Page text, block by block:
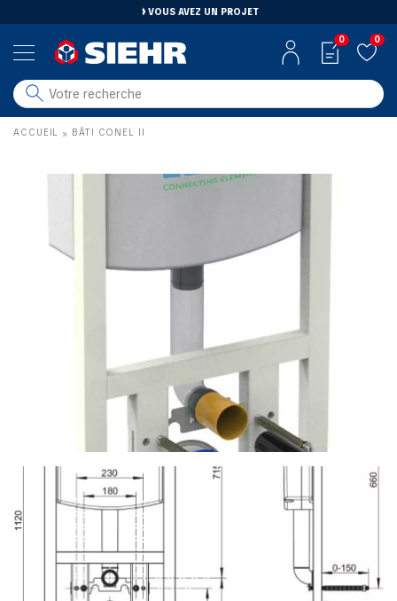
VOUS AVEZ UN PROJET
salle de bain
carrelage
aménagement
0 0
ACCUEIL » BÂTI CONEL II